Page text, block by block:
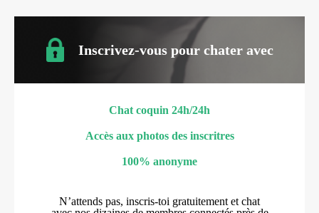
Inscrivez-vous pour chater avec
Chat coquin 24h/24h
Accès aux photos des inscritres
100% anonyme
N’attends pas, inscris-toi gratuitement et chat